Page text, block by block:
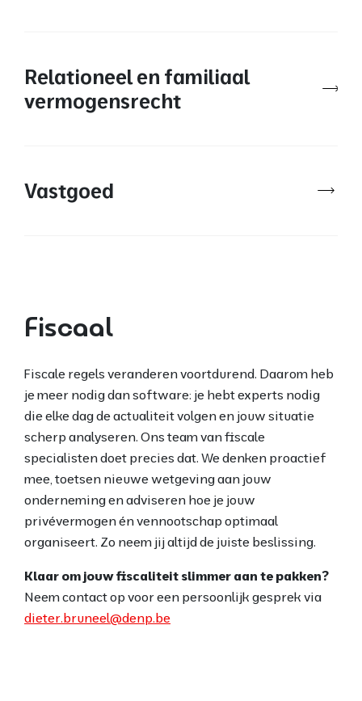
Relationeel en familiaal
vermogensrecht
Vastgoed
Fiscaal
Fiscale regels veranderen voortdurend. Daarom heb
je meer nodig dan software: je hebt experts nodig
die elke dag de actualiteit volgen en jouw situatie
scherp analyseren. Ons team van fiscale
specialisten doet precies dat. We denken proactief
mee, toetsen nieuwe wetgeving aan jouw
onderneming en adviseren hoe je jouw
privévermogen én vennootschap optimaal
organiseert. Zo neem jij altijd de juiste beslissing.
Klaar om jouw fiscaliteit slimmer aan te pakken?
Neem contact op voor een persoonlijk gesprek via
dieter.bruneel@denp.be